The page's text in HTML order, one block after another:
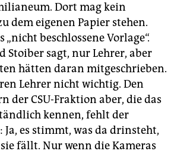
Dort mag kein
dem eigenen Papier stehen.
beschlossene Vorlage“.
Stoiber sagt, nur Lehrer, aber
hätten daran mitgeschrieben.
Lehrer nicht wichtig. Den
der CSU-Fraktion aber, die das
kennen, fehlt der
Ja, es stimmt, was da drinsteht,
fällt. Nur wenn die Kameras